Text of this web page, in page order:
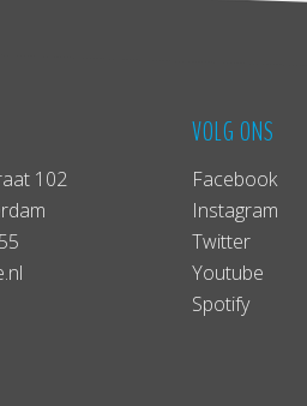
102
VOLG ONS
Facebook
Instagram
Twitter
Youtube
Spotify